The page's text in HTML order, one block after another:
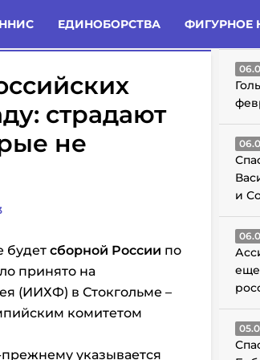
ЕДИНОБОРСТВА ФИГУРНОЕ
Новости
страдают
не
будет сборной России по
принято на
(ИИХФ) в Стокгольме –
комитетом
указывается
и
еще